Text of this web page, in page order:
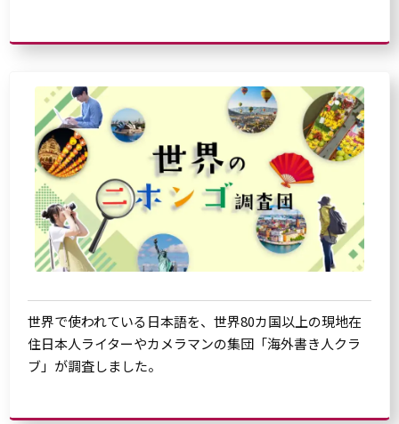
世界で使われている日本語を、世界80カ国以上の現地在
住日本人ライターやカメラマンの集団「海外書き人クラ
ブ」が調査しました。